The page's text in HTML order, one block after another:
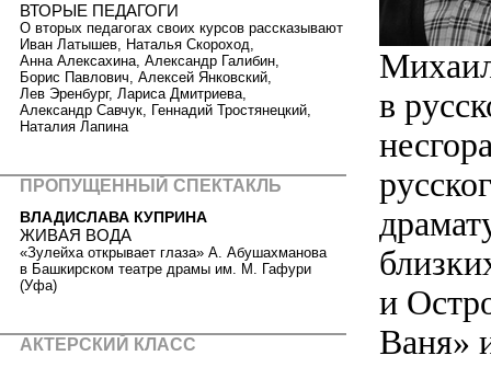
в
и
Ваня»
ВТОРЫЕ ПЕДАГОГИ
О вторых педагогах своих курсов рассказывают
Иван Латышев, Наталья Скороход,
Анна Алексахина, Александр Галибин,
Борис Павлович, Алексей Янковский,
Лев Эренбург, Лариса Дмитриева,
Александр Савчук, Геннадий Тростянецкий,
Наталия Лапина
ПРОПУЩЕННЫЙ СПЕКТАКЛЬ
ВЛАДИСЛАВА КУПРИНА
ЖИВАЯ ВОДА
«Зулейха открывает глаза» А. Абушахманова
в Башкирском театре драмы им. М. Гафури
(Уфа)
АКТЕРСКИЙ КЛАСС